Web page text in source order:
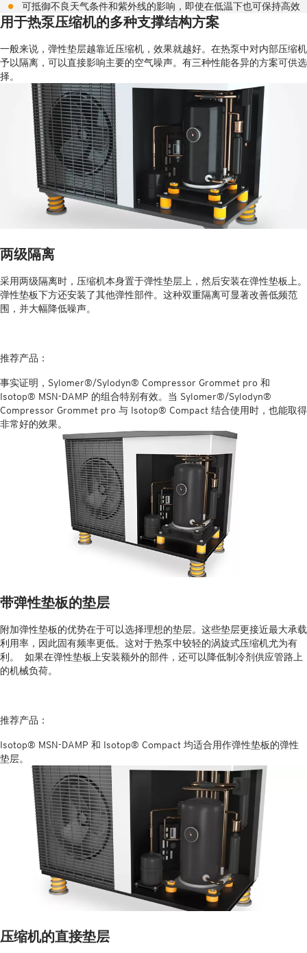
可抵御不良天气条件和紫外线的影响，即使在低温下也可保持高效
用于热泵压缩机的多种支撑结构方案
一般来说，弹性垫层越靠近压缩机，效果就越好。在热泵中对内部压缩机
予以隔离，可以直接影响主要的空气噪声。有三种性能各异的方案可供选
择。
两级隔离
采用两级隔离时，压缩机本身置于弹性垫层上，然后安装在弹性垫板上。
弹性垫板下方还安装了其他弹性部件。这种双重隔离可显著改善低频范
围，并大幅降低噪声。
推荐产品：
事实证明，Sylomer®/Sylodyn® Compressor Grommet pro 和
Isotop® MSN-DAMP 的组合特别有效。当 Sylomer®/Sylodyn®
Compressor Grommet pro 与 Isotop® Compact 结合使用时，也能取得
非常好的效果。
带弹性垫板的垫层
附加弹性垫板的优势在于可以选择理想的垫层。这些垫层更接近最大承载
利用率，因此固有频率更低。这对于热泵中较轻的涡旋式压缩机尤为有
利。 如果在弹性垫板上安装额外的部件，还可以降低制冷剂供应管路上
的机械负荷。
推荐产品：
Isotop® MSN-DAMP 和 Isotop® Compact 均适合用作弹性垫板的弹性
垫层。
压缩机的直接垫层